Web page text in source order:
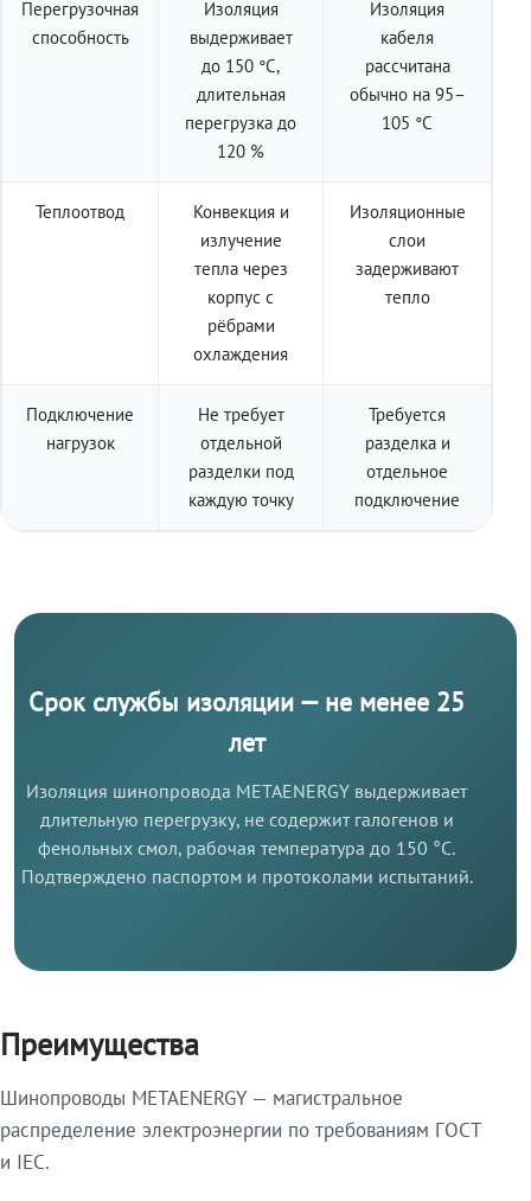
Перегрузочная
способность
Изоляция
выдерживает
до 150 °C,
длительная
перегрузка до
120 %
Изоляция
кабеля
рассчитана
обычно на 95–
105 °C
Теплоотвод
Конвекция и
излучение
тепла через
корпус с
рёбрами
охлаждения
Изоляционные
слои
задерживают
тепло
Подключение
нагрузок
Не требует
отдельной
разделки под
каждую точку
Требуется
разделка и
отдельное
подключение
Срок службы изоляции — не менее 25
лет
Изоляция шинопровода METAENERGY выдерживает
длительную перегрузку, не содержит галогенов и
фенольных смол, рабочая температура до 150 °C.
Подтверждено паспортом и протоколами испытаний.
Преимущества
Шинопроводы METAENERGY — магистральное
распределение электроэнергии по требованиям ГОСТ
и IEC.